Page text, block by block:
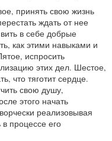
принять свою жизнь
ждать от нее
в себе добрые
как этими навыками и
испросить
этих дел. Шестое,
что тяготит сердце.
свою душу,
этого начать
реализовывая
процессе его